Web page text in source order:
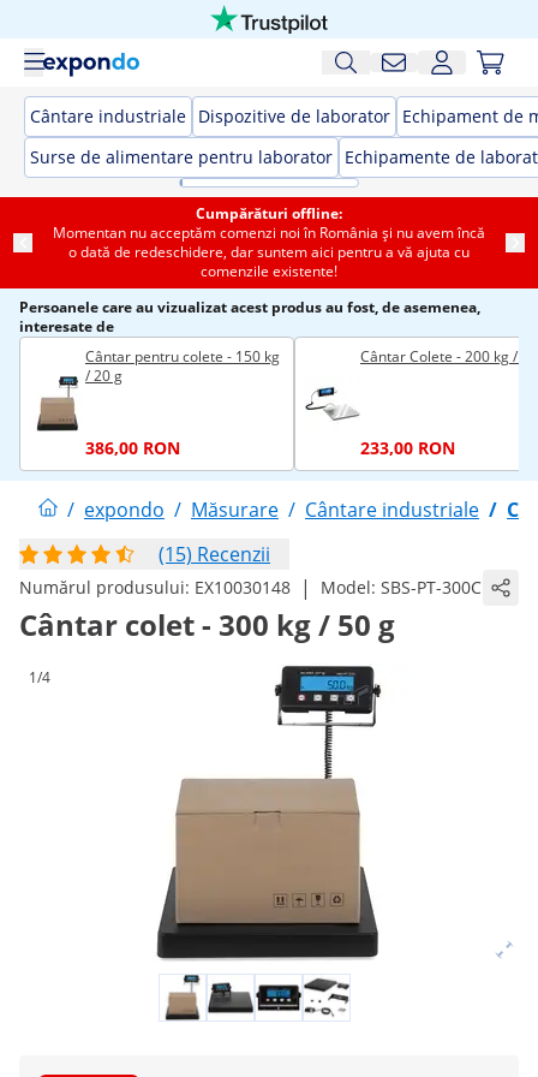
Cântare industriale Dispozitive de laborator Echipament de
Surse de alimentare pentru laborator Echipamente de
Cumpărături offline:
Momentan nu acceptăm comenzi noi în România și nu avem încă
o dată de redeschidere, dar suntem aici pentru a vă ajuta cu
comenzile existente!
Persoanele care au vizualizat acest produs au fost, de asemenea,
interesate de
Cântar pentru colete - 150 kg
/ 20 g
386,00 RON
Cântar Colete - 200 kg /
233,00 RON
/ expondo / Măsurare / Cântare industriale /
(15) Recenzii
Numărul produsului: EX10030148 | Model: SBS-PT-300C
Cântar colet - 300 kg / 50 g
1/4